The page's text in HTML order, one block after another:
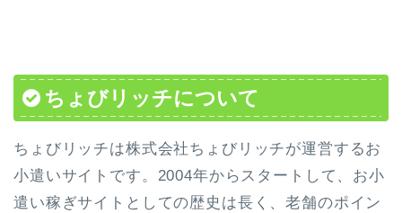
ちょびリッチについて
ちょびリッチは株式会社ちょびリッチが運営するお
小遣いサイトです。2004年からスタートして、お小
遣い稼ぎサイトとしての歴史は長く、老舗のポイン